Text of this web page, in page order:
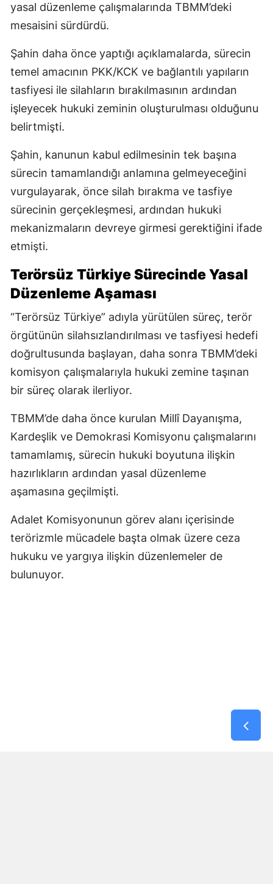
yasal düzenleme çalışmalarında TBMM’deki
mesaisini sürdürdü.
Şahin daha önce yaptığı açıklamalarda, sürecin
temel amacının PKK/KCK ve bağlantılı yapıların
tasfiyesi ile silahların bırakılmasının ardından
işleyecek hukuki zeminin oluşturulması olduğunu
belirtmişti.
Şahin, kanunun kabul edilmesinin tek başına
sürecin tamamlandığı anlamına gelmeyeceğini
vurgulayarak, önce silah bırakma ve tasfiye
sürecinin gerçekleşmesi, ardından hukuki
mekanizmaların devreye girmesi gerektiğini ifade
etmişti.
Terörsüz Türkiye Sürecinde Yasal
Düzenleme Aşaması
“Terörsüz Türkiye” adıyla yürütülen süreç, terör
örgütünün silahsızlandırılması ve tasfiyesi hedefi
doğrultusunda başlayan, daha sonra TBMM’deki
komisyon çalışmalarıyla hukuki zemine taşınan
bir süreç olarak ilerliyor.
TBMM’de daha önce kurulan Millî Dayanışma,
Kardeşlik ve Demokrasi Komisyonu çalışmalarını
tamamlamış, sürecin hukuki boyutuna ilişkin
hazırlıkların ardından yasal düzenleme
aşamasına geçilmişti.
Adalet Komisyonunun görev alanı içerisinde
terörizmle mücadele başta olmak üzere ceza
hukuku ve yargıya ilişkin düzenlemeler de
bulunuyor.